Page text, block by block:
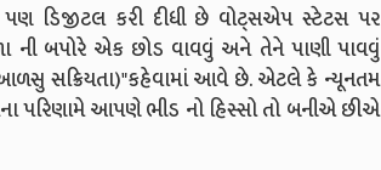
ડિજીટલ કરી દીધી છે વોટ્સએપ સ્ટેટસ પર
ની બપોરે એક છોડ વાવવું અને તેને પાણી પાવવું
સક્રિયતા)"કહેવામાં આવે છે. એટલે કે ન્યૂનતમ
પરિણામે આપણે ભીડ નો હિસ્સો તો બનીએ છીએ